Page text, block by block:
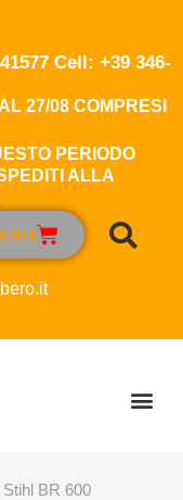
Cell: +39 346-
27/08 COMPRESI
PERIODO
ALLA
€
BR 600